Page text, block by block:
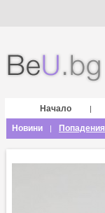
Начало |
Новини
| Попадения